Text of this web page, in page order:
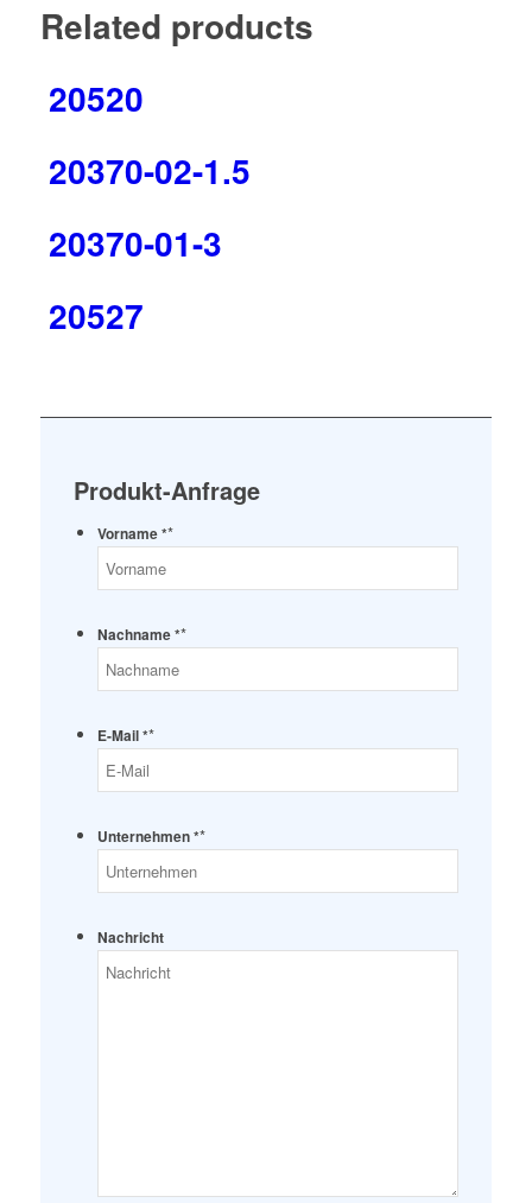
Related products
20520
20370-02-1.5
20370-01-3
20527
Produkt-Anfrage
Vorname **
Nachname **
E-Mail **
Unternehmen **
Nachricht